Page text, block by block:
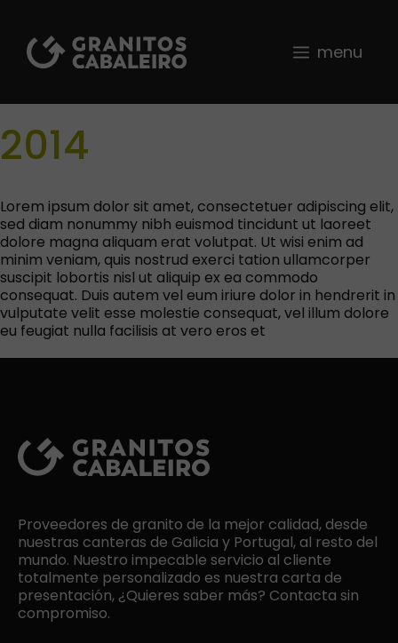
contenido
menu
2014
Lorem ipsum dolor sit amet, consectetuer adipiscing elit,
sed diam nonummy nibh euismod tincidunt ut laoreet
dolore magna aliquam erat volutpat. Ut wisi enim ad
minim veniam, quis nostrud exerci tation ullamcorper
suscipit lobortis nisl ut aliquip ex ea commodo
consequat. Duis autem vel eum iriure dolor in hendrerit in
vulputate velit esse molestie consequat, vel illum dolore
eu feugiat nulla facilisis at vero eros et
Proveedores de granito de la mejor calidad, desde
nuestras canteras de Galicia y Portugal, al resto del
mundo. Nuestro impecable servicio al cliente
totalmente personalizado es nuestra carta de
presentación, ¿Quieres saber más? Contacta sin
compromiso.